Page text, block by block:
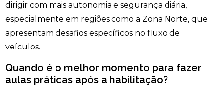
dirigir com mais autonomia e segurança diária,
especialmente em regiões como a Zona Norte, que
apresentam desafios específicos no fluxo de
veículos.
Quando é o melhor momento para fazer
aulas práticas após a habilitação?